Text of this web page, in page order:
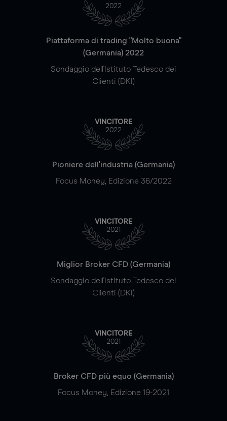
2022
Piattaforma di trading "Molto buona"
(Germania) 2022
Sondaggio dell'Istituto Tedesco dei
Clienti (DKI)
VINCITORE
2022
Pioniere dell'industria (Germania)
Focus Money, Edizione 36/2022
VINCITORE
2021
Miglior Broker CFD (Germania)
Sondaggio dell'Istituto Tedesco dei
Clienti (DKI)
VINCITORE
2021
Broker CFD più equo (Germania)
Focus Money, Edizione 19-2021